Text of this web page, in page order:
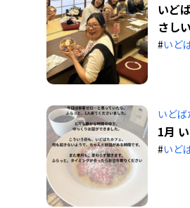
いど
さし
#いど
いど
1月
#いど